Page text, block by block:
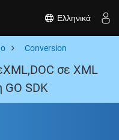
Ελληνικά
Conversion
σε XML
SDK